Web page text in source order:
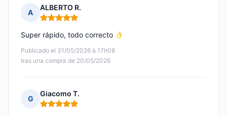
A
ALBERTO R.
Nota: 5 de 5
Publicado el 31/05/2026 à 17h08
tras una compra de 20/05/2026
Super rápido, todo correcto
G
Giacomo T.
Nota: 5 de 5